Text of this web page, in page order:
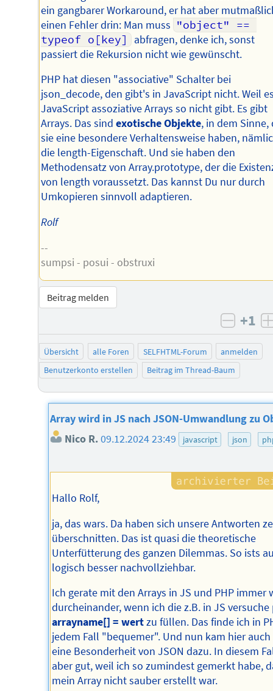
ein gangbarer Workaround, er hat aber
einen Fehler drin: Man muss "object" ==
typeof o[key]
abfragen, denke ich, sonst
passiert die Rekursion nicht wie gewünscht.
PHP hat diesen "associative" Schalter bei
json_decode, den gibt's in JavaScript nicht. Weil
JavaScript assoziative Arrays so nicht gibt. Es gibt
Arrays. Das sindexotische Objekte, in dem Sinne,
sie eine besondere Verhaltensweise haben,
die length-Eigenschaft. Und sie haben den
Methodensatz von Array.prototype, der die
von length voraussetzt. Das kannst Du nur durch
Umkopieren sinnvoll adaptieren.
Rolf
--
sumpsi - posui - obstruxi
Beitrag melden
+1
Übersicht alle Foren SELFHTML-Forum
anmelden
Benutzerkonto erstellen
Beitrag im Thread-Baum
Array wird in JS nach JSON-Umwandlung zu
Nico R.09.12.2024 23:49 javascript json
Hallo Rolf,
ja, das wars. Da haben sich unsere Antworten
überschnitten. Das ist quasi die theoretische
Unterfütterung des ganzen Dilemmas. So ists
logisch besser nachvollziehbar.
Ich gerate mit den Arrays in JS und PHP immer
durcheinander, wenn ich die z.B. in JS versuche
arrayname[] = wertzu füllen. Das finde ich in
jedem Fall "bequemer". Und nun kam hier
eine Besonderheit von JSON dazu. In diesem
aber gut, weil ich so zumindest gemerkt habe,
mein Array nicht sauber erstellt war.